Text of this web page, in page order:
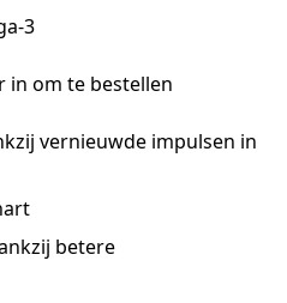
3
in om te bestellen
vernieuwde impulsen in
betere